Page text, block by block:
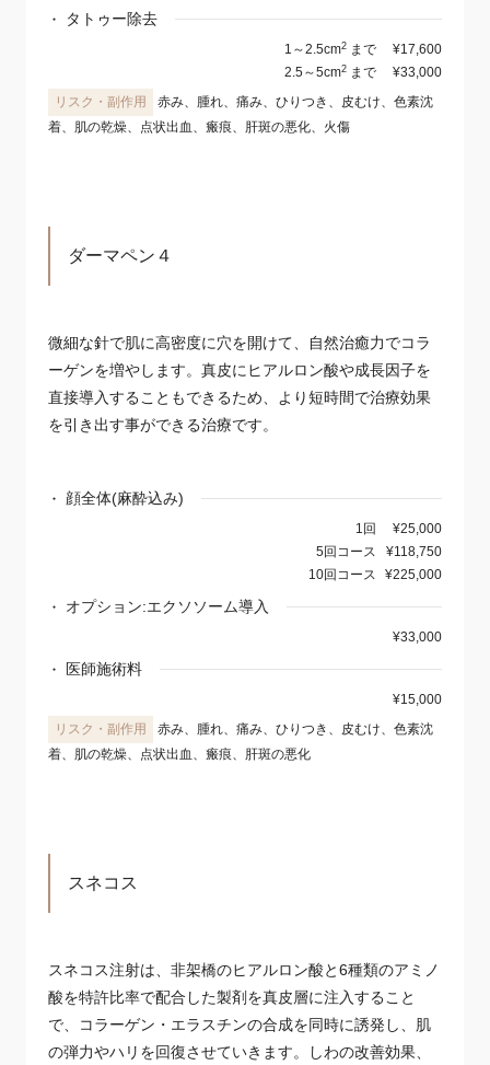
タトゥー除去
1～2.5cm2 まで
¥17,600
2.5～5cm2 まで
¥33,000
赤み、腫れ、痛み、ひりつき、皮むけ、色素沈
着、肌の乾燥、点状出血、瘢痕、肝斑の悪化、火傷
ダーマペン４
微細な針で肌に高密度に穴を開けて、自然治癒力でコラ
ーゲンを増やします。真皮にヒアルロン酸や成長因子を
直接導入することもできるため、より短時間で治療効果
を引き出す事ができる治療です。
顔全体(麻酔込み)
1回
¥25,000
5回コース
¥118,750
10回コース
¥225,000
オプション:エクソソーム導入
¥33,000
医師施術料
¥15,000
赤み、腫れ、痛み、ひりつき、皮むけ、色素沈
着、肌の乾燥、点状出血、瘢痕、肝斑の悪化
スネコス
スネコス注射は、非架橋のヒアルロン酸と6種類のアミノ
酸を特許比率で配合した製剤を真皮層に注入すること
で、コラーゲン・エラスチンの合成を同時に誘発し、肌
の弾力やハリを回復させていきます。しわの改善効果、